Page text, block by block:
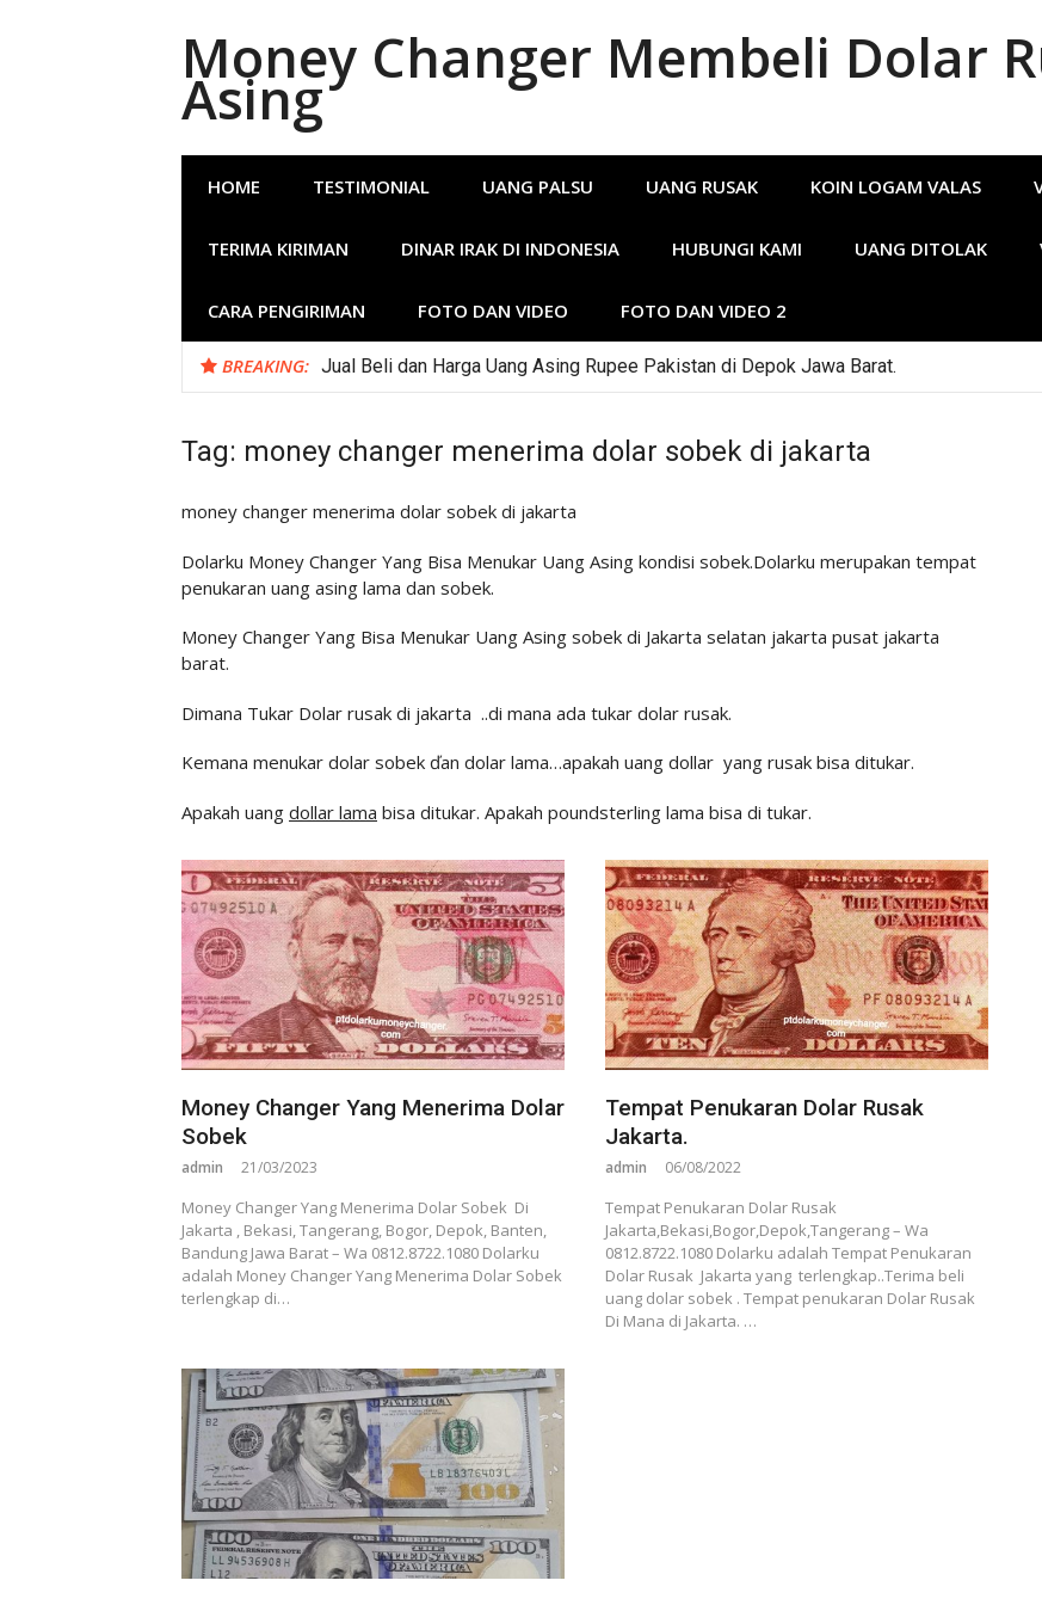
Money Changer Membeli Dolar
Asing
HOME TESTIMONIAL UANG PALSU UANG RUSAK KOIN LOGAM VALAS
TERIMA KIRIMAN DINAR IRAK DI INDONESIA HUBUNGI KAMI UANG DITOLAK
CARA PENGIRIMAN FOTO DAN VIDEO FOTO DAN VIDEO 2
BREAKING: Jual Beli dan Harga Uang Asing Rupee Pakistan di Depok Jawa Barat.
Tag: money changer menerima dolar sobek di jakarta
money changer menerima dolar sobek di jakarta
Dolarku Money Changer Yang Bisa Menukar Uang Asing kondisi sobek.Dolarku merupakan tempat
penukaran uang asing lama dan sobek.
Money Changer Yang Bisa Menukar Uang Asing sobek di Jakarta selatan jakarta pusat jakarta
barat.
Dimana Tukar Dolar rusak di jakarta ..di mana ada tukar dolar rusak.
Kemana menukar dolar sobek ďan dolar lama…apakah uang dollar yang rusak bisa ditukar.
Apakah uang dollar lama bisa ditukar. Apakah poundsterling lama bisa di tukar.
Money Changer Yang Menerima Dolar
Sobek
admin 21/03/2023
Money Changer Yang Menerima Dolar Sobek Di
Jakarta , Bekasi, Tangerang, Bogor, Depok, Banten,
Bandung Jawa Barat – Wa 0812.8722.1080 Dolarku
adalah Money Changer Yang Menerima Dolar Sobek
terlengkap di…
Tempat Penukaran Dolar Rusak
Jakarta.
admin 06/08/2022
Tempat Penukaran Dolar Rusak
Jakarta,Bekasi,Bogor,Depok,Tangerang – Wa
0812.8722.1080 Dolarku adalah Tempat Penukaran
Dolar Rusak Jakarta yang terlengkap..Terima beli
uang dolar sobek . Tempat penukaran Dolar Rusak
Di Mana di Jakarta. …